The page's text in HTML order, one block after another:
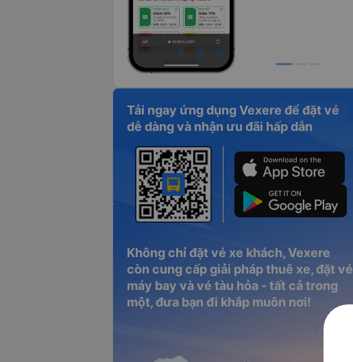
Tải ngay ứng dụng Vexere để đặt vé
dễ dàng và nhận ưu đãi hấp dẫn
Không chỉ đặt vé xe khách, Vexere
còn cung cấp giải pháp thuê xe, đặt vé
máy bay và vé tàu hỏa - tất cả trong
một, đưa bạn đi khắp muôn nơi!